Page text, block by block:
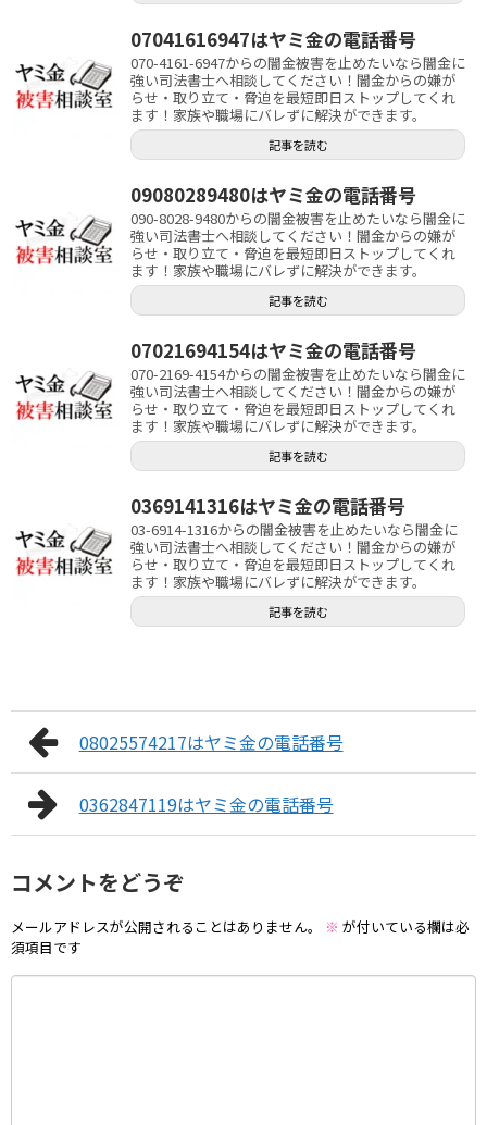
07041616947はヤミ金の電話番号
070-4161-6947からの闇金被害を止めたいなら闇金に
強い司法書士へ相談してください！闇金からの嫌が
らせ・取り立て・脅迫を最短即日ストップしてくれ
ます！家族や職場にバレずに解決ができます。
記事を読む
09080289480はヤミ金の電話番号
090-8028-9480からの闇金被害を止めたいなら闇金に
強い司法書士へ相談してください！闇金からの嫌が
らせ・取り立て・脅迫を最短即日ストップしてくれ
ます！家族や職場にバレずに解決ができます。
記事を読む
07021694154はヤミ金の電話番号
070-2169-4154からの闇金被害を止めたいなら闇金に
強い司法書士へ相談してください！闇金からの嫌が
らせ・取り立て・脅迫を最短即日ストップしてくれ
ます！家族や職場にバレずに解決ができます。
記事を読む
0369141316はヤミ金の電話番号
03-6914-1316からの闇金被害を止めたいなら闇金に
強い司法書士へ相談してください！闇金からの嫌が
らせ・取り立て・脅迫を最短即日ストップしてくれ
ます！家族や職場にバレずに解決ができます。
記事を読む
08025574217はヤミ金の電話番号
0362847119はヤミ金の電話番号
コメントをどうぞ
メールアドレスが公開されることはありません。 ※ が付いている欄は必
須項目です